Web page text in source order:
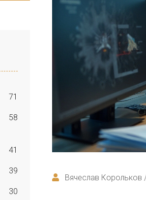
71
58
41
39
30
Вячеслав Корольков